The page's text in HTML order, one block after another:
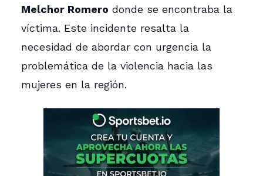
Melchor Romero donde se encontraba la
víctima. Este incidente resalta la
necesidad de abordar con urgencia la
problemática de la violencia hacia las
mujeres en la región.